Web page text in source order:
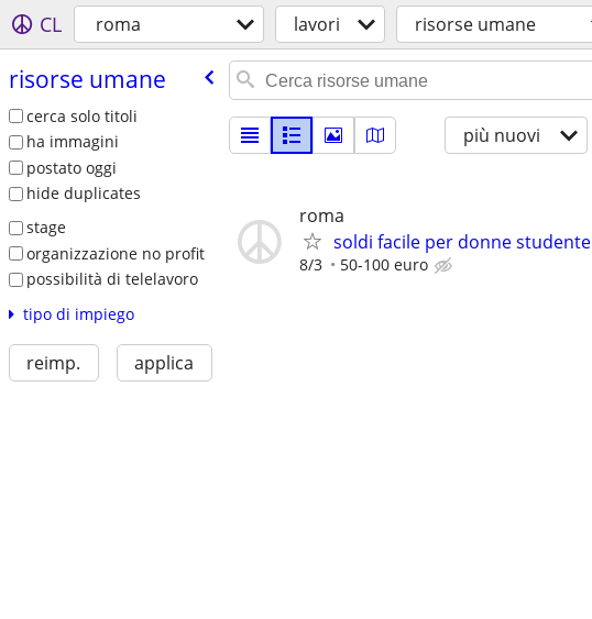
CL roma lavori risorse umane
risorse umane
cerca solo titoli
ha immagini
postato oggi
hide duplicates
stage
organizzazione no profit
possibilità di telelavoro
tipo di impiego
reimp. applica
più nuovi
roma
soldi facile per donne studente
8/3 50-100 euro